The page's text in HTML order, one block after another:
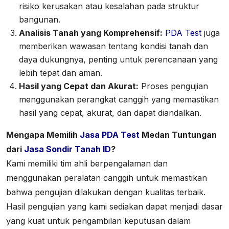
risiko kerusakan atau kesalahan pada struktur
bangunan.
Analisis Tanah yang Komprehensif: PDA Test juga
memberikan wawasan tentang kondisi tanah dan
daya dukungnya, penting untuk perencanaan yang
lebih tepat dan aman.
Hasil yang Cepat dan Akurat: Proses pengujian
menggunakan perangkat canggih yang memastikan
hasil yang cepat, akurat, dan dapat diandalkan.
Mengapa Memilih Jasa PDA Test Medan Tuntungan
dari Jasa Sondir Tanah ID?
Kami memiliki tim ahli berpengalaman dan
menggunakan peralatan canggih untuk memastikan
bahwa pengujian dilakukan dengan kualitas terbaik.
Hasil pengujian yang kami sediakan dapat menjadi dasar
yang kuat untuk pengambilan keputusan dalam